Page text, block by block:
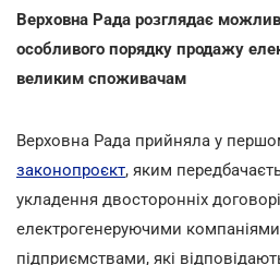
Верховна Рада розглядає
особливого порядку продажу
великим споживачам
Верховна Рада прийняла у
законопроєкт, яким
укладення двосторонніх
електрогенеруючими
підприємствами, які